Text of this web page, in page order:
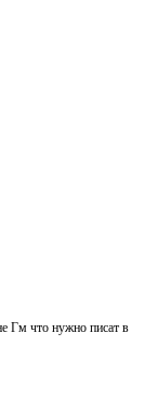
Гм что нужно писат в